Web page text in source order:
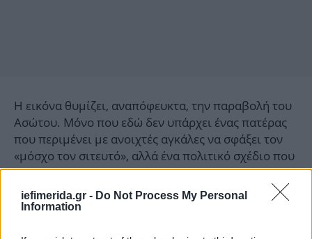
iefimerida.gr - Do Not Process My Personal
Information
Η εικόνα θυμίζει, αναπόφευκτα, την παραβολή του
Ασώτου. Μόνο που εδώ δεν υπάρχει ένας πατέρας
που περιμένει με ανοιχτές αγκάλες να σφάξει τον
«μόσχο τον σιτευτό», αλλά ένα πολιτικό σχέδιο που
δοκιμάζεται από τις ίδιες του τις αντιφάσεις.
Διότι η συγκεκριμένη κίνηση δεν αποτυπώνει